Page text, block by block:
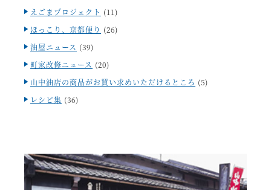
えごまプロジェクト (11)
ほっこり、京都便り (26)
油屋ニュース (39)
町家改修ニュース (20)
山中油店の商品がお買い求めいただけるところ (5)
レシピ集 (36)